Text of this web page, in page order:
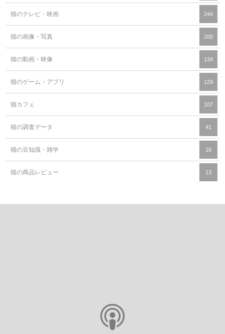
猫のテレビ・映画 244
猫の画像・写真 200
猫の動画・映像 134
猫のゲーム・アプリ 129
猫カフェ 107
猫の調査データ 41
猫の豆知識・雑学 16
猫の商品レビュー 13